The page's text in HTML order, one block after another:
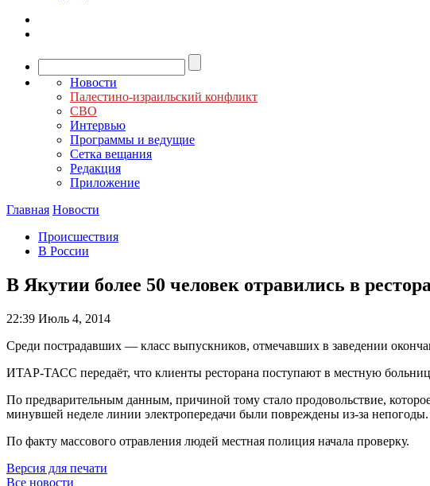
Новости
Палестино-израильский конфликт
СВО
Интервью
Программы и ведущие
Сетка вещания
Редакция
Приложение
Главная Новости
Происшествия
В России
В Якутии более 50 человек отравились в
22:39 Июль 4, 2014
Среди пострадавших — класс выпускников, отмечавших в заведении
ИТАР-ТАСС передаёт, что клиенты ресторана поступают в местную
По предварительным данным, причиной тому стало продовольствие,
минувшей неделе линии электропередачи были повреждены из-за
По факту массового отравления людей местная полиция начала проверку.
Версия для печати
Все новости